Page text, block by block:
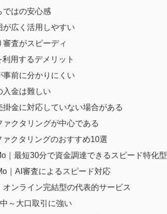
ではの安心感
が広く活用しやすい
審査がスピーディ
利用するデメリット
事前に分かりにくい
入金は難しい
掛金に対応していない場合がある
ァクタリングが中心である
ァクタリングのおすすめ10選
｜最短30分で資金調達できるスピード特化型
｜AI審査によるスピード対応
オンライン完結型の代表的サービス
～大口取引に強い